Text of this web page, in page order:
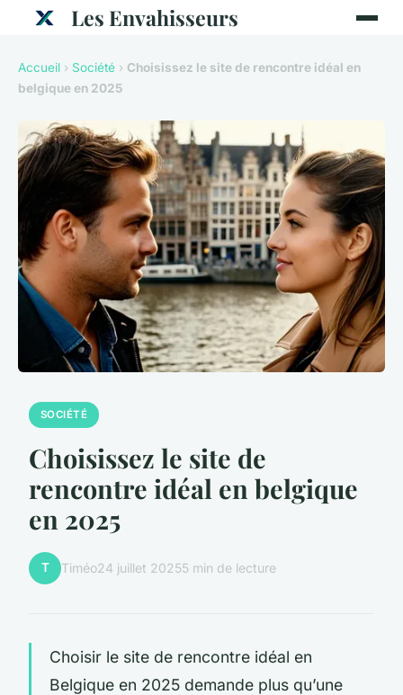
Les Envahisseurs
Accueil › Société › Choisissez le site de rencontre idéal en
belgique en 2025
SOCIÉTÉ
Choisissez le site de
rencontre idéal en belgique
en 2025
T Timéo24 juillet 20255 min de lecture
Choisir le site de rencontre idéal en
Belgique en 2025 demande plus qu’une